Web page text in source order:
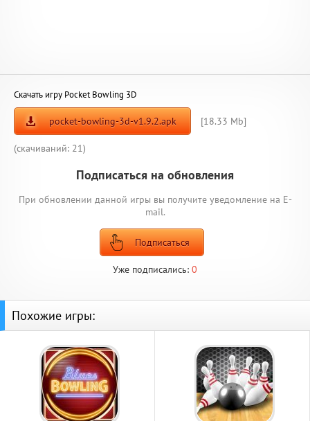
Скачать игру Pocket Bowling 3D
pocket-bowling-3d-v1.9.2.apk [18.33 Mb]
(cкачиваний: 21)
Подписаться на обновления
При обновлении данной игры вы получите уведомление на E-
mail.
Подписаться
Уже подписались: 0
Похожие игры: